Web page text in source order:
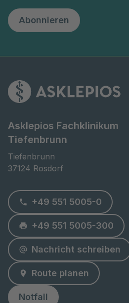
Abonnieren
Asklepios Fachklinikum
Tiefenbrunn
Tiefenbrunn
37124 Rosdorf
+49 551 5005-0
+49 551 5005-300
Nachricht schreiben
Route planen
Notfall